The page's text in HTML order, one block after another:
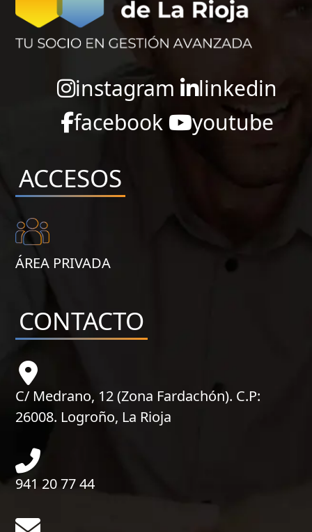
instagram
linkedin
facebook
youtube
ACCESOS
ÁREA PRIVADA
CONTACTO
C/ Medrano, 12 (Zona Fardachón). C.P:
26008. Logroño, La Rioja
941 20 77 44